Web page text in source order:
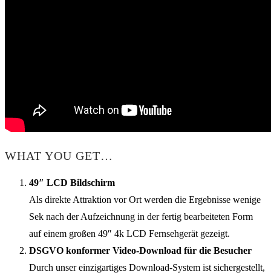
WHAT YOU GET…
49″ LCD Bildschirm
Als direkte Attraktion vor Ort werden die Ergebnisse wenige
Sek nach der Aufzeichnung in der fertig bearbeiteten Form
auf einem großen 49″ 4k LCD Fernsehgerät gezeigt.
DSGVO konformer Video-Download für die Besucher
Durch unser einzigartiges Download-System ist sichergestellt,